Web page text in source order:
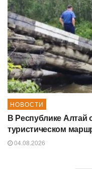
НОВОСТИ
В Республике Алтай
туристическом
04.08.2026